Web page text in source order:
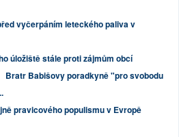
vyčerpáním leteckého paliva v
úložiště stále proti zájmům obcí
Bratr Babišovy poradkyně "pro svobodu
pravicového populismu v Evropě